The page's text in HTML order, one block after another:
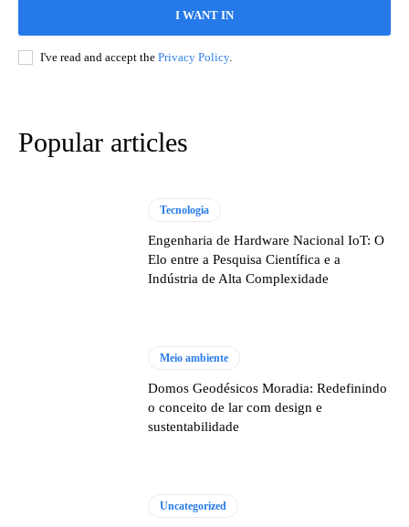
I WANT IN
I've read and accept the Privacy Policy.
Popular articles
Tecnologia
Engenharia de Hardware Nacional IoT: O
Elo entre a Pesquisa Científica e a
Indústria de Alta Complexidade
Meio ambiente
Domos Geodésicos Moradia: Redefinindo
o conceito de lar com design e
sustentabilidade
Uncategorized